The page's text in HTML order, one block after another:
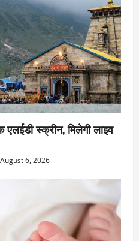
एलईडी स्क्रीन, मिलेगी लाइव
August 6, 2026